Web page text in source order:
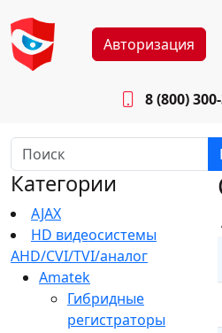
Авторизация
8 (800)
Будни:
Категории
AJAX
HD видеосистемы
AHD/CVI/TVI/аналог
Amatek
Гибридные
регистраторы